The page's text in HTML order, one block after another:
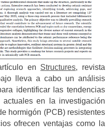
en Structures, revista
lleva a cabo un análisis
identificar las tendencias
en la investigación
hormigón (PCB) resistentes
ofrecen ventajas como la